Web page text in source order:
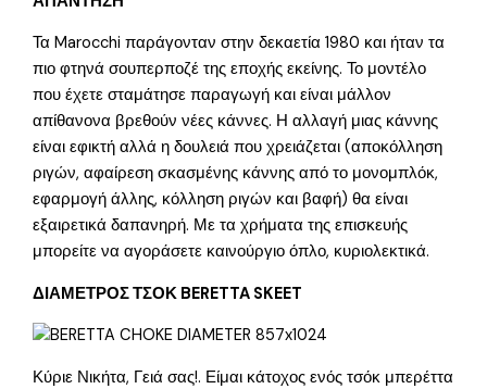
Τα Marocchi παράγονταν στην δεκαετία 1980 και ήταν τα
πιο φτηνά σουπερποζέ της εποχής εκείνης. Το μοντέλο
που έχετε σταμάτησε παραγωγή και είναι μάλλον
απίθανονα βρεθούν νέες κάννες. Η αλλαγή μιας κάννης
είναι εφικτή αλλά η δουλειά που χρειάζεται (αποκόλληση
ριγών, αφαίρεση σκασμένης κάννης από το μονομπλόκ,
εφαρμογή άλλης, κόλληση ριγών και βαφή) θα είναι
εξαιρετικά δαπανηρή. Με τα χρήματα της επισκευής
μπορείτε να αγοράσετε καινούργιο όπλο, κυριολεκτικά.
ΔΙΑΜΕΤΡΟΣ ΤΣΟΚ BERETTA SKEET
Κύριε Νικήτα, Γειά σας!. Είμαι κάτοχος ενός τσόκ μπερέττα